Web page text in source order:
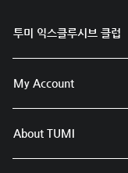
투미 익스클루시브 클럽
My Account
About TUMI